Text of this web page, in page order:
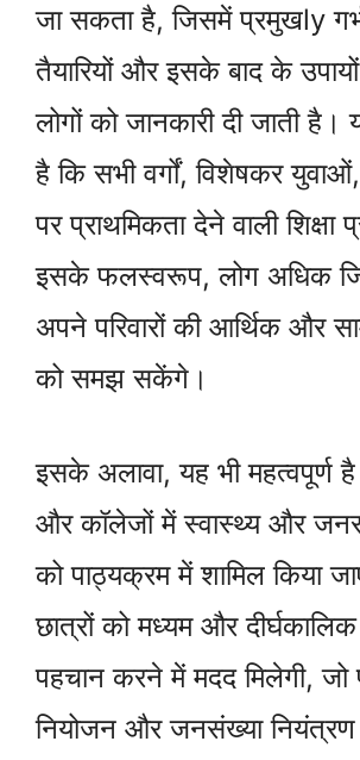
जा सकता है, जिसमें प्रमुखly
तैयारियों और इसके बाद के
लोगों को जानकारी दी जाती
है कि सभी वर्गों, विशेषकर
पर प्राथमिकता देने वाली शिक्षा
इसके फलस्वरूप, लोग अधिक
अपने परिवारों की आर्थिक और
को समझ सकेंगे।
इसके अलावा, यह भी महत्वपूर्ण
और कॉलेजों में स्वास्थ्य और
को पाठ्यक्रम में शामिल किया
छात्रों को मध्यम और दीर्घकालिक
पहचान करने में मदद मिलेगी, जो
नियोजन और जनसंख्या